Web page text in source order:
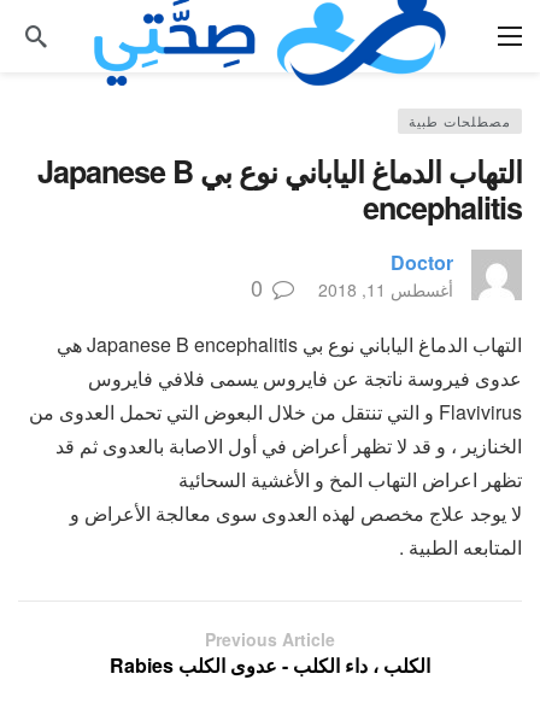
مصطلحات طبية
التهاب الدماغ الياباني نوع بي Japanese B
encephalitis
Doctor
أغسطس 11, 2018 0
التهاب الدماغ الياباني نوع بي Japanese B encephalitis هي
عدوى فيروسة ناتجة عن فايروس يسمى فلافي فايروس
Flavivirus و التي تنتقل من خلال البعوض التي تحمل العدوى من
الخنازير ، و قد لا تظهر أعراض في أول الاصابة بالعدوى ثم قد
تظهر اعراض التهاب المخ و الأغشية السحائية
لا يوجد علاج مخصص لهذه العدوى سوى معالجة الأعراض و
المتابعه الطبية .
Previous Article
الكلب ، داء الكلب - عدوى الكلب Rabies